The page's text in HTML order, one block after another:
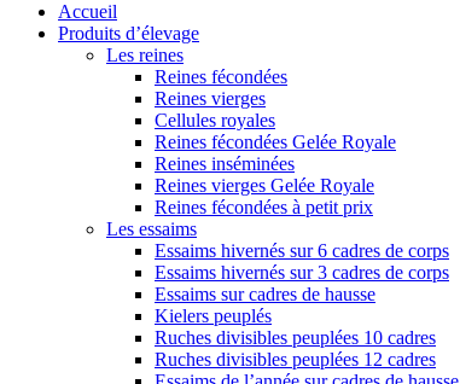
Accueil
Produits d’élevage
Les reines
Reines fécondées
Reines vierges
Cellules royales
Reines fécondées Gelée Royale
Reines inséminées
Reines vierges Gelée Royale
Reines fécondées à petit prix
Les essaims
Essaims hivernés sur 6 cadres de corps
Essaims hivernés sur 3 cadres de corps
Essaims sur cadres de hausse
Kielers peuplés
Ruches divisibles peuplées 10 cadres
Ruches divisibles peuplées 12 cadres